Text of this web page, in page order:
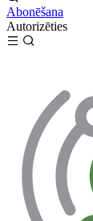
Abonēšana
Autorizēties